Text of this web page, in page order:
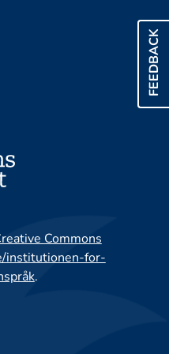
FEEDBACK
Commons
institutionen-for-
.